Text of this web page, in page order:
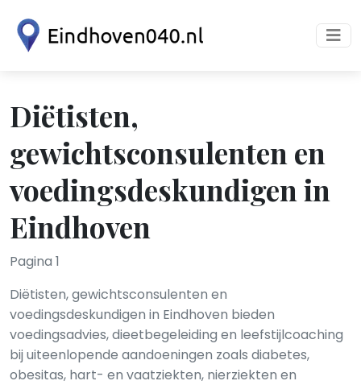
Diëtisten,
gewichtsconsulenten en
voedingsdeskundigen in
Eindhoven
Pagina 1
Diëtisten, gewichtsconsulenten en
voedingsdeskundigen in Eindhoven bieden
voedingsadvies, dieetbegeleiding en leefstijlcoaching
bij uiteenlopende aandoeningen zoals diabetes,
obesitas, hart- en vaatziekten, nierziekten en